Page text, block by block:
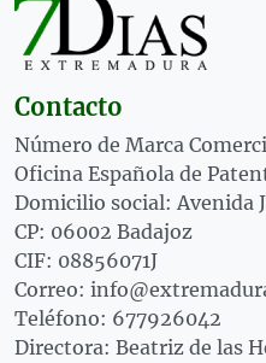
Contacto
Número de Marca
Oficina Española de
Domicilio social: Avenida
CP: 06002 Badajoz
CIF: 08856071J
Correo:
Teléfono: 677926042
Directora: Beatriz de las